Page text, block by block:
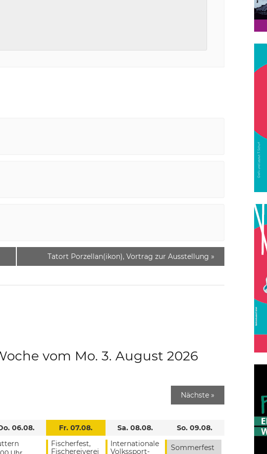
Tatort Porzellan(ikon), Vortrag zur Ausstellung »
vom Mo. 3. August 2026
Nächste »
06.08.
Fr. 07.08.
Fischerfest,
Fischereiverei
Sa. 08.08.
Internationale
Volkssport-
So. 09.08.
Sommerfest